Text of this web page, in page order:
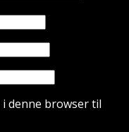
denne browser til